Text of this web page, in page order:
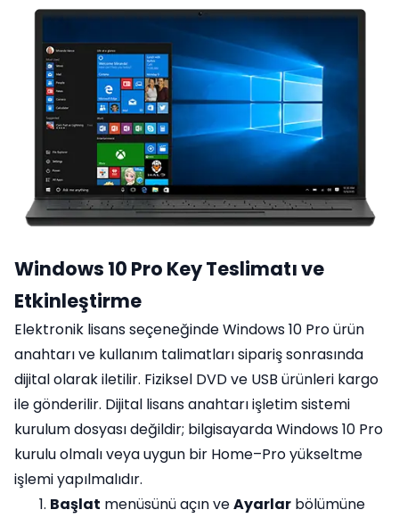
Windows 10 Pro Key Teslimatı ve
Etkinleştirme
Elektronik lisans seçeneğinde Windows 10 Pro ürün
anahtarı ve kullanım talimatları sipariş sonrasında
dijital olarak iletilir. Fiziksel DVD ve USB ürünleri kargo
ile gönderilir. Dijital lisans anahtarı işletim sistemi
kurulum dosyası değildir; bilgisayarda Windows 10 Pro
kurulu olmalı veya uygun bir Home–Pro yükseltme
işlemi yapılmalıdır.
Başlat menüsünü açın veAyarlar bölümüne